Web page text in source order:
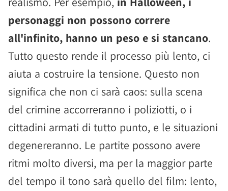
personaggi non possono correre
all'infinito, hanno un peso e si stancano.
Tutto questo rende il processo più lento, ci
aiuta a costruire la tensione. Questo non
significa che non ci sarà caos: sulla scena
del crimine accorreranno i poliziotti, o i
cittadini armati di tutto punto, e le situazioni
degenereranno. Le partite possono avere
ritmi molto diversi, ma per la maggior parte
del tempo il tono sarà quello del film: lento,